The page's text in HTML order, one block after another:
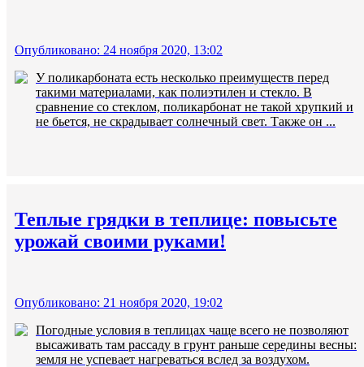
Опубликовано: 24 ноября 2020, 13:02
У поликарбоната есть несколько преимуществ перед
такими материалами, как полиэтилен и стекло. В
сравнение со стеклом, поликарбонат не такой хрупкий и
не бьется, не скрадывает солнечный свет. Также он ...
Теплые грядки в теплице: повысьте
урожай своими руками!
Опубликовано: 21 ноября 2020, 19:02
Погодные условия в теплицах чаще всего не позволяют
высаживать там рассаду в грунт раньше середины весны:
земля не успевает нагреваться вслед за воздухом.